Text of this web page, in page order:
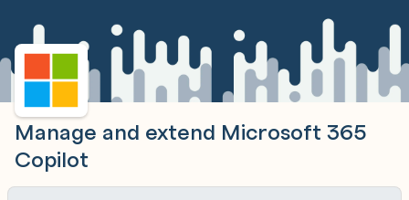
Manage and extend Microsoft 365
Copilot